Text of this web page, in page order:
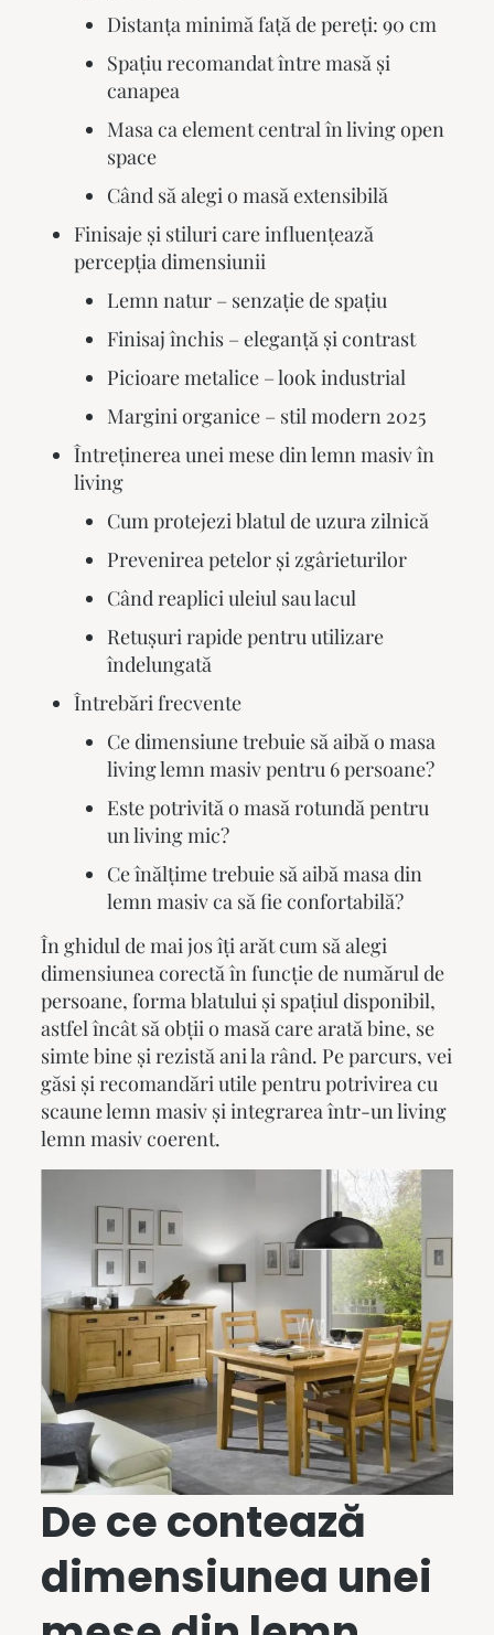
Distanța minimă față de pereți: 90 cm
Spațiu recomandat între masă și
canapea
Masa ca element central în living open
space
Când să alegi o masă extensibilă
Finisaje și stiluri care influențează
percepția dimensiunii
Lemn natur – senzație de spațiu
Finisaj închis – eleganță și contrast
Picioare metalice – look industrial
Margini organice – stil modern 2025
Întreținerea unei mese din lemn masiv în
living
Cum protejezi blatul de uzura zilnică
Prevenirea petelor și zgârieturilor
Când reaplici uleiul sau lacul
Retușuri rapide pentru utilizare
îndelungată
Întrebări frecvente
Ce dimensiune trebuie să aibă o masa
living lemn masiv pentru 6 persoane?
Este potrivită o masă rotundă pentru
un living mic?
Ce înălțime trebuie să aibă masa din
lemn masiv ca să fie confortabilă?
În ghidul de mai jos îți arăt cum să alegi
dimensiunea corectă în funcție de numărul de
persoane, forma blatului și spațiul disponibil,
astfel încât să obții o masă care arată bine, se
simte bine și rezistă ani la rând. Pe parcurs, vei
găsi și recomandări utile pentru potrivirea cu
scaune lemn masivși integrarea într-unliving
lemn masivcoerent.
De ce contează
dimensiunea unei